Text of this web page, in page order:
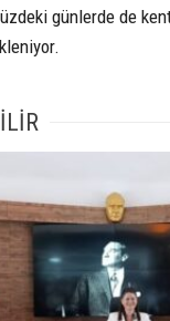
günlerde de